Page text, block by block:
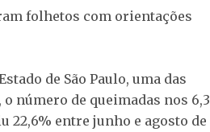
folhetos com orientações
de São Paulo, uma das
número de queimadas nos 6,3
22,6% entre junho e agosto de